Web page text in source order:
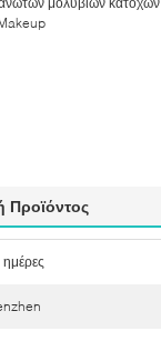
Προϊόντος